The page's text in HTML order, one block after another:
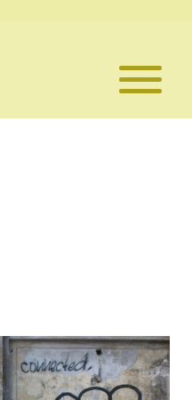
Die TKI
Mitglieder
Kontakt